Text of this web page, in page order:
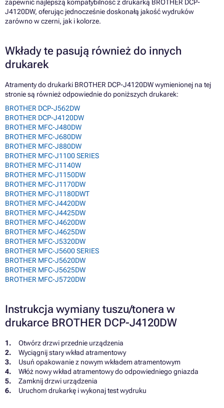
zapewnić najlepszą kompatybilność z drukarką BROTHER DCP-
J4120DW, oferując jednocześnie doskonałą jakość wydruków
zarówno w czerni, jak i kolorze.
Wkłady te pasują również do innych
drukarek
Atramenty do drukarki BROTHER DCP-J4120DW wymienionej na tej
stronie są również odpowiednie do poniższych drukarek:
BROTHER DCP-J562DW
BROTHER DCP-J4120DW
BROTHER MFC-J480DW
BROTHER MFC-J680DW
BROTHER MFC-J880DW
BROTHER MFC-J1100 SERIES
BROTHER MFC-J1140W
BROTHER MFC-J1150DW
BROTHER MFC-J1170DW
BROTHER MFC-J1180DWT
BROTHER MFC-J4420DW
BROTHER MFC-J4425DW
BROTHER MFC-J4620DW
BROTHER MFC-J4625DW
BROTHER MFC-J5320DW
BROTHER MFC-J5600 SERIES
BROTHER MFC-J5620DW
BROTHER MFC-J5625DW
BROTHER MFC-J5720DW
Instrukcja wymiany tuszu/tonera w
drukarce BROTHER DCP-J4120DW
Otwórz drzwi przednie urządzenia
Wyciągnij stary wkład atramentowy
Usuń opakowanie z nowym wkładem atramentowym
Włóż nowy wkład atramentowy do odpowiedniego gniazda
Zamknij drzwi urządzenia
Uruchom drukarkę i wykonaj test wydruku